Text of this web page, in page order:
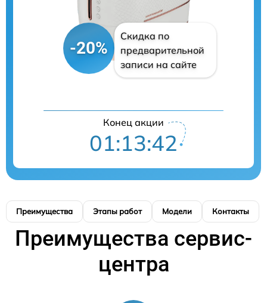
-20%
Скидка по
предварительной
записи на сайте
Конец акции
01:13:41
Преимущества Этапы работ Модели Контакты
Преимущества сервис-
центра